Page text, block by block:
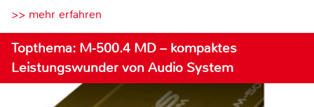
>> mehr erfahren
Topthema: M-500.4 MD – kompaktes
Leistungswunder von Audio System